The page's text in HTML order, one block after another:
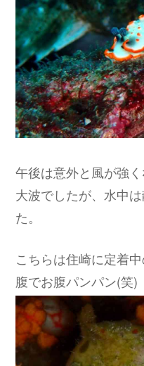
午後は意外と風が強
大波でしたが、水中
た。
こちらは住崎に定着
腹でお腹パンパン(笑)